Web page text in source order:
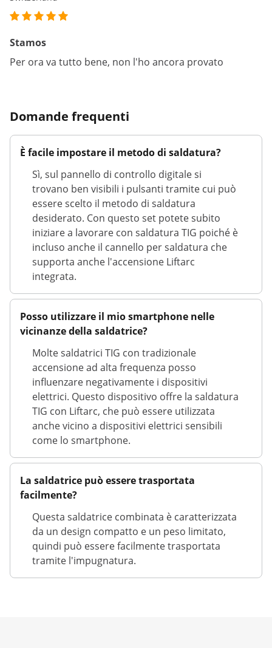
Stamos
Per ora va tutto bene, non l'ho ancora provato
Domande frequenti
È facile impostare il metodo di saldatura?
Sì, sul pannello di controllo digitale si
trovano ben visibili i pulsanti tramite cui può
essere scelto il metodo di saldatura
desiderato. Con questo set potete subito
iniziare a lavorare con saldatura TIG poiché è
incluso anche il cannello per saldatura che
supporta anche l'accensione Liftarc
integrata.
Posso utilizzare il mio smartphone nelle
vicinanze della saldatrice?
Molte saldatrici TIG con tradizionale
accensione ad alta frequenza posso
influenzare negativamente i dispositivi
elettrici. Questo dispositivo offre la saldatura
TIG con Liftarc, che può essere utilizzata
anche vicino a dispositivi elettrici sensibili
come lo smartphone.
La saldatrice può essere trasportata
facilmente?
Questa saldatrice combinata è caratterizzata
da un design compatto e un peso limitato,
quindi può essere facilmente trasportata
tramite l'impugnatura.